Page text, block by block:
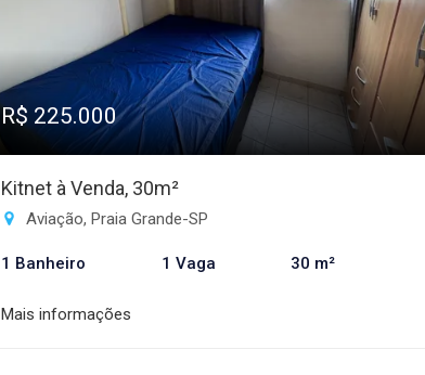
R$ 225.000
Kitnet à Venda, 30m²
Aviação, Praia Grande-SP
1 Banheiro 1 Vaga 30 m²
Mais informações